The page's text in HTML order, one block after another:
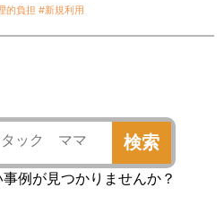
的負担 #新規利用
検索
例が見つかりませんか？